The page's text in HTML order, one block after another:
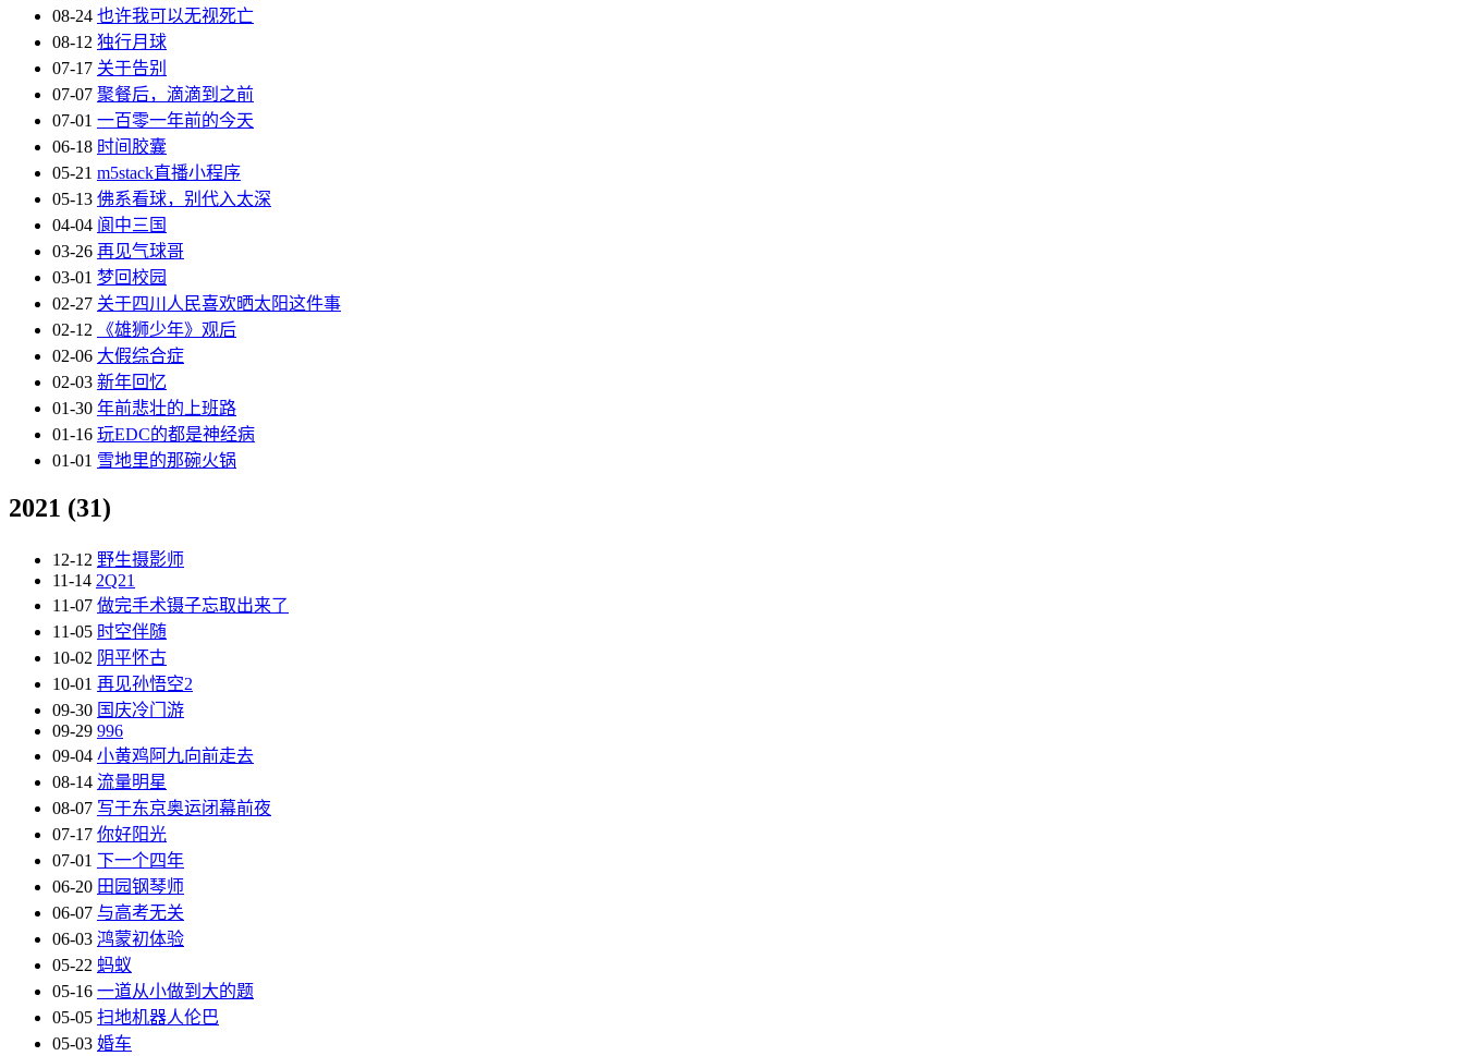
08-24 也许我可以无视死亡
08-12 独行月球
07-17 关于告别
07-07 聚餐后，滴滴到之前
07-01 一百零一年前的今天
06-18 时间胶囊
05-21 m5stack直播小程序
05-13 佛系看球，别代入太深
04-04 阆中三国
03-26 再见气球哥
03-01 梦回校园
02-27 关于四川人民喜欢晒太阳这件事
02-12
《雄狮少年》观后
02-06 大假综合症
02-03 新年回忆
01-30 年前悲壮的上班路
01-16 玩EDC的都是神经病
01-01 雪地里的那碗火锅
2021 (31)
12-12 野生摄影师
11-14 2Q21
11-07 做完手术镊子忘取出来了
11-05 时空伴随
10-02 阴平怀古
10-01 再见孙悟空2
09-30 国庆冷门游
09-29 996
09-04 小黄鸡阿九向前走去
08-14 流量明星
08-07 写于东京奥运闭幕前夜
07-17 你好阳光
07-01 下一个四年
06-20 田园钢琴师
06-07 与高考无关
06-03 鸿蒙初体验
05-22 蚂蚁
05-16 一道从小做到大的题
05-05 扫地机器人伦巴
05-03 婚车